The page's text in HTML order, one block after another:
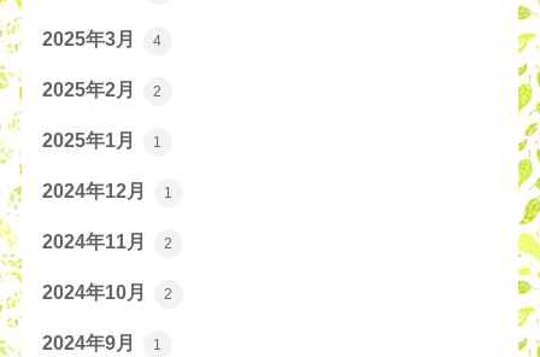
2025年3月 4
2025年2月 2
2025年1月 1
2024年12月 1
2024年11月 2
2024年10月 2
2024年9月 1